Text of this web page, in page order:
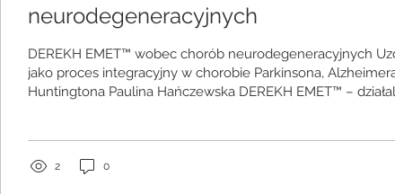
neurodegeneracyjnych
DEREKH EMET™ wobec chorób neurodegeneracyjnych
jako proces integracyjny w chorobie Parkinsona,
Huntingtona Paulina Hańczewska DEREKH EMET™ –
Huntingtona, należą do najpoważniejszych wyzwań
2 0